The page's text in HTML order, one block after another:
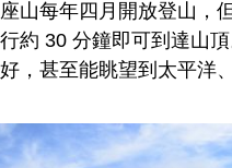
山每年四月開放登山，
約 30 分鐘即可到達山
，甚至能眺望到太平洋